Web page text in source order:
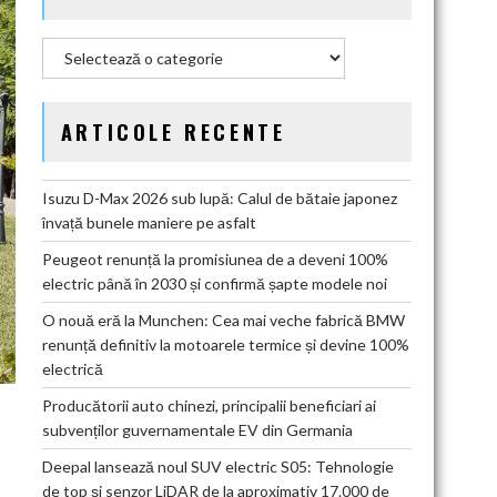
ARTICOLE RECENTE
Isuzu D-Max 2026 sub lupă: Calul de bătaie japonez
învață bunele maniere pe asfalt
Peugeot renunță la promisiunea de a deveni 100%
electric până în 2030 și confirmă șapte modele noi
O nouă eră la Munchen: Cea mai veche fabrică BMW
renunță definitiv la motoarele termice și devine 100%
electrică
Producătorii auto chinezi, principalii beneficiari ai
subvenților guvernamentale EV din Germania
Deepal lansează noul SUV electric S05: Tehnologie
de top și senzor LiDAR de la aproximativ 17.000 de